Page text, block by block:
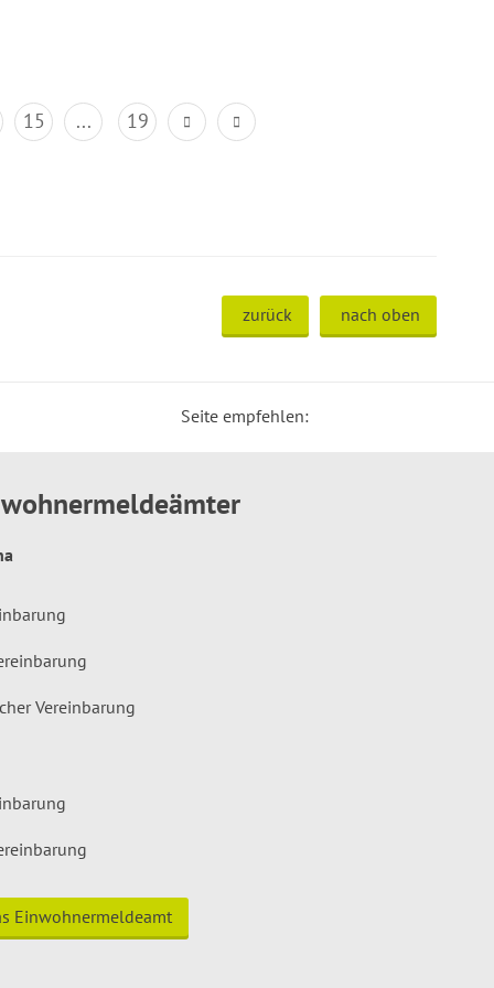
15 ... 19
zurück nach oben
Seite empfehlen:
Vereinbarung
Einwohnermeldeamt